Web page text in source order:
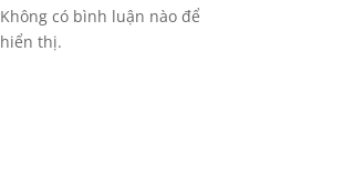
Không có bình luận nào để
hiển thị.